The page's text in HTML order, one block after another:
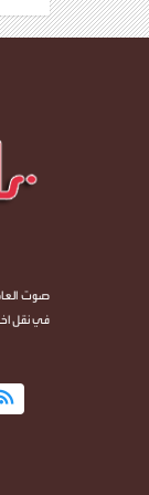
صوت
في نقل